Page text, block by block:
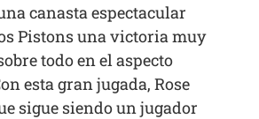
canasta espectacular
Pistons una victoria muy
todo en el aspecto
esta gran jugada, Rose
sigue siendo un jugador